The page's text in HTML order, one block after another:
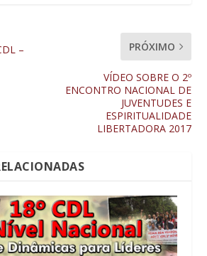
–
PRÓXIMO
VÍDEO SOBRE O 2º
ENCONTRO NACIONAL DE
JUVENTUDES E
ESPIRITUALIDADE
LIBERTADORA 2017